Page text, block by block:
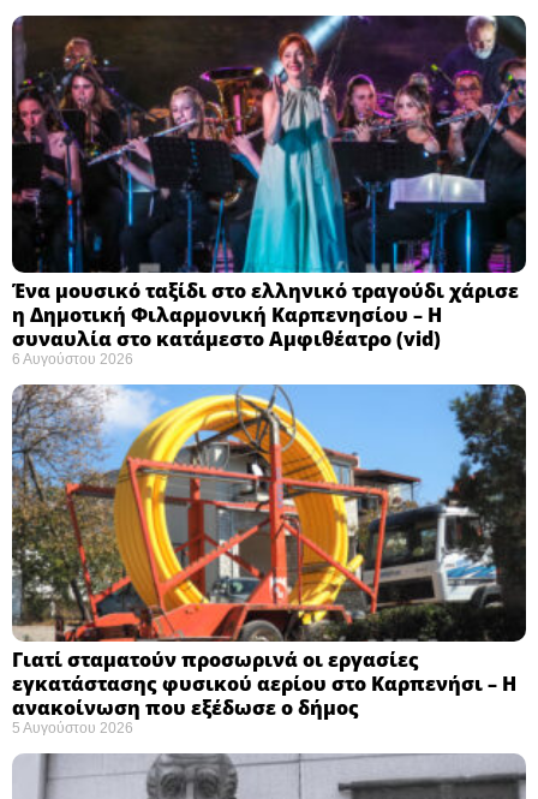
Ένα μουσικό ταξίδι στο ελληνικό τραγούδι χάρισε
η Δημοτική Φιλαρμονική Καρπενησίου – Η
συναυλία στο κατάμεστο Αμφιθέατρο (vid)
6 Αυγούστου 2026
Γιατί σταματούν προσωρινά οι εργασίες
εγκατάστασης φυσικού αερίου στο Καρπενήσι – Η
ανακοίνωση που εξέδωσε ο δήμος
5 Αυγούστου 2026